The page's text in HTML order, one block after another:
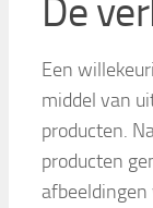
De
Een
middel van
producten.
producten
afbeeldingen